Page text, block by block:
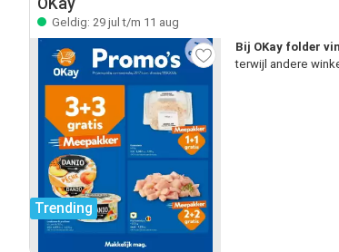
Geldig: 29 jul t/m 11 aug
Trending
Bij OKay folder
terwijl andere